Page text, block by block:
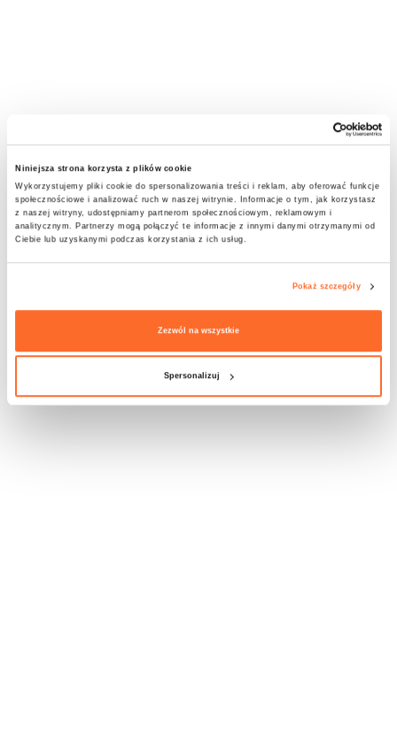
Niniejsza strona korzysta z plików cookie
Wykorzystujemy pliki cookie do spersonalizowania treści i reklam, aby oferować funkcje
społecznościowe i analizować ruch w naszej witrynie. Informacje o tym, jak korzystasz
z naszej witryny, udostępniamy partnerom społecznościowym, reklamowym i
analitycznym. Partnerzy mogą połączyć te informacje z innymi danymi otrzymanymi od
Ciebie lub uzyskanymi podczas korzystania z ich usług.
Pokaż szczegóły
Zezwól na wszystkie
Spersonalizuj